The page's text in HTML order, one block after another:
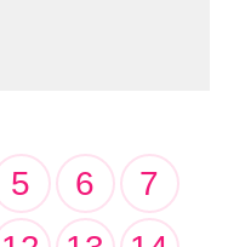
5 6
7